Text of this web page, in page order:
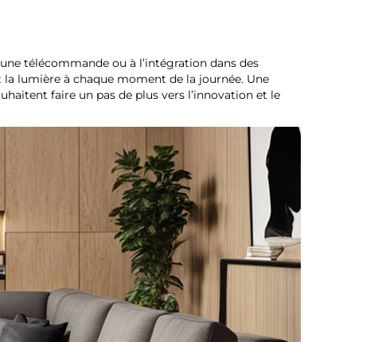
télécommande ou à l’intégration dans des
lumière à chaque moment de la journée. Une
faire un pas de plus vers l’innovation et le